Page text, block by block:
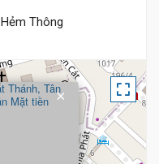
Hẻm Thông
×